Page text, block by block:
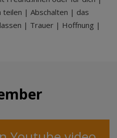
teilen | Abschalten | das
| Trauer | Hoffnung |